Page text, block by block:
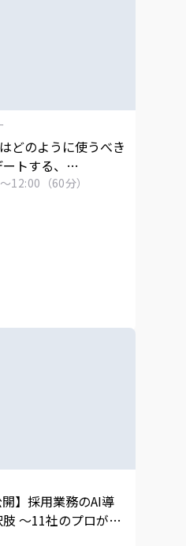
どのように使うべき
トする、
レンド
12:00（60分）
開】採用業務のAI導
〜11社のプロが最